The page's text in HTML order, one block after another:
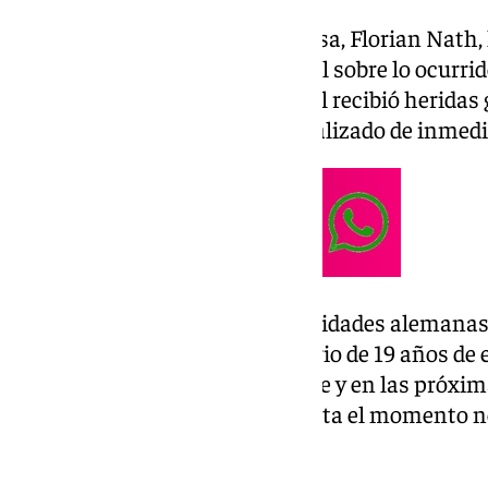
El portavoz de la Policía berlinesa, Florian
medios para dar un relato oficial sobre lo
destacado que el viajero español recibió
arma blanca, si bien fue hospitalizado de
Como han adelantado las autoridades
de homicidio es un refugiado sirio de 19 años
arrestado desde la pasada noche y en las
los investigadores del caso. Hasta el momento